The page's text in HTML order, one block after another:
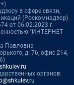
в сфере связи,
(Роскомнадзор)
от 06.02.2023 г.
"ИНТЕРНЕТ
Павловна
д. 76, офис 214,
органов: